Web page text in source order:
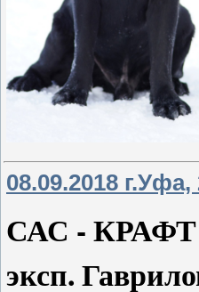
08.09.2018
САС - КРАФТ
эксп.